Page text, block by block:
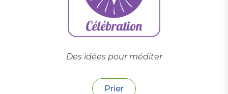
Des idées pour méditer
Prier